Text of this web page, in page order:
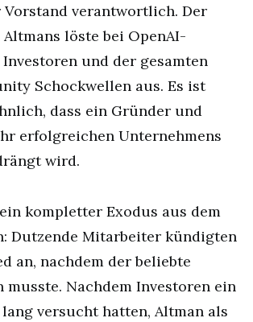
verantwortlich. Der
löste bei OpenAI-
und der gesamten
Schockwellen aus. Es ist
dass ein Gründer und
erfolgreichen Unternehmens
wird.
kompletter Exodus aus dem
Dutzende Mitarbeiter kündigten
an, nachdem der beliebte
musste. Nachdem Investoren ein
versucht hatten, Altman als